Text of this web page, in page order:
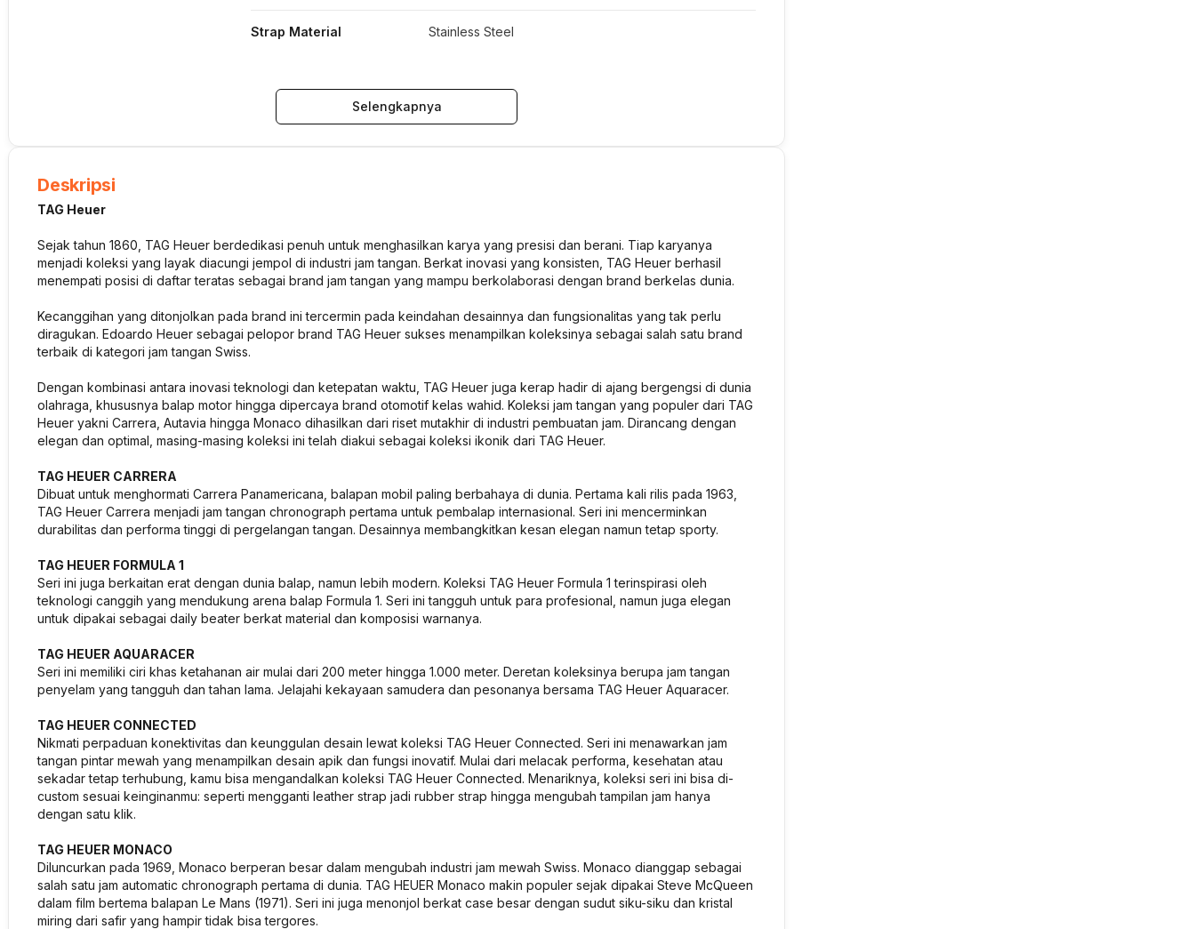
Strap Material Stainless Steel
Selengkapnya
Deskripsi
TAG Heuer
Sejak tahun 1860, TAG Heuer berdedikasi penuh untuk menghasilkan karya yang presisi dan berani. Tiap karyanya
menjadi koleksi yang layak diacungi jempol di industri jam tangan. Berkat inovasi yang konsisten, TAG Heuer berhasil
menempati posisi di daftar teratas sebagai brand jam tangan yang mampu berkolaborasi dengan brand berkelas dunia.
Kecanggihan yang ditonjolkan pada brand ini tercermin pada keindahan desainnya dan fungsionalitas yang tak perlu
diragukan. Edoardo Heuer sebagai pelopor brand TAG Heuer sukses menampilkan koleksinya sebagai salah satu brand
terbaik di kategori jam tangan Swiss.
Dengan kombinasi antara inovasi teknologi dan ketepatan waktu, TAG Heuer juga kerap hadir di ajang bergengsi di dunia
olahraga, khususnya balap motor hingga dipercaya brand otomotif kelas wahid. Koleksi jam tangan yang populer dari TAG
Heuer yakni Carrera, Autavia hingga Monaco dihasilkan dari riset mutakhir di industri pembuatan jam. Dirancang dengan
elegan dan optimal, masing-masing koleksi ini telah diakui sebagai koleksi ikonik dari TAG Heuer.
TAG HEUER CARRERA
Dibuat untuk menghormati Carrera Panamericana, balapan mobil paling berbahaya di dunia. Pertama kali rilis pada 1963,
TAG Heuer Carrera menjadi jam tangan chronograph pertama untuk pembalap internasional. Seri ini mencerminkan
durabilitas dan performa tinggi di pergelangan tangan. Desainnya membangkitkan kesan elegan namun tetap sporty.
TAG HEUER FORMULA 1
Seri ini juga berkaitan erat dengan dunia balap, namun lebih modern. Koleksi TAG Heuer Formula 1 terinspirasi oleh
teknologi canggih yang mendukung arena balap Formula 1. Seri ini tangguh untuk para profesional, namun juga elegan
untuk dipakai sebagai daily beater berkat material dan komposisi warnanya.
TAG HEUER AQUARACER
Seri ini memiliki ciri khas ketahanan air mulai dari 200 meter hingga 1.000 meter. Deretan koleksinya berupa jam tangan
penyelam yang tangguh dan tahan lama. Jelajahi kekayaan samudera dan pesonanya bersama TAG Heuer Aquaracer.
TAG HEUER CONNECTED
Nikmati perpaduan konektivitas dan keunggulan desain lewat koleksi TAG Heuer Connected. Seri ini menawarkan jam
tangan pintar mewah yang menampilkan desain apik dan fungsi inovatif. Mulai dari melacak performa, kesehatan atau
sekadar tetap terhubung, kamu bisa mengandalkan koleksi TAG Heuer Connected. Menariknya, koleksi seri ini bisa di-
custom sesuai keinginanmu: seperti mengganti leather strap jadi rubber strap hingga mengubah tampilan jam hanya
dengan satu klik.
TAG HEUER MONACO
Diluncurkan pada 1969, Monaco berperan besar dalam mengubah industri jam mewah Swiss. Monaco dianggap sebagai
salah satu jam automatic chronograph pertama di dunia. TAG HEUER Monaco makin populer sejak dipakai Steve McQueen
dalam film bertema balapan Le Mans (1971). Seri ini juga menonjol berkat case besar dengan sudut siku-siku dan kristal
miring dari safir yang hampir tidak bisa tergores.